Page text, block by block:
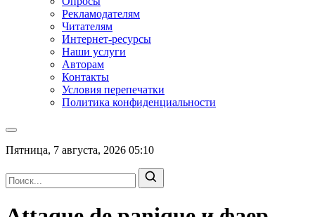
Рекламодателям
Читателям
Интернет-ресурсы
Наши услуги
Авторам
Контакты
Условия перепечатки
Политика конфиденциальности
Пятница, 7 августа, 2026 05:10